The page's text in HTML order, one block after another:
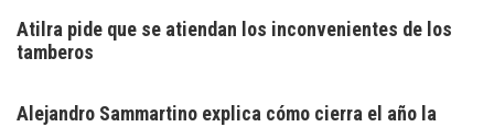
Atilra pide que se atiendan los inconvenientes de los
tamberos
Alejandro Sammartino explica cómo cierra el año la